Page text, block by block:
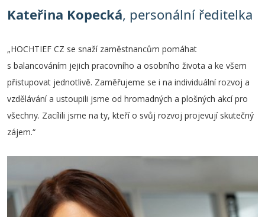
Kateřina Kopecká, personální ředitelka
„HOCHTIEF CZ se snaží zaměstnancům pomáhat
s balancováním jejich pracovního a osobního života a ke všem
přistupovat jednotlivě. Zaměřujeme se i na individuální rozvoj a
vzdělávání a ustoupili jsme od hromadných a plošných akcí pro
všechny. Zacílili jsme na ty, kteří o svůj rozvoj projevují skutečný
zájem.“